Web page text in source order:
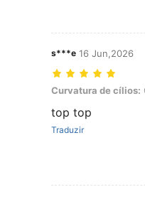
s***e 16 Jun,2026
Curvatura de cílios: C,
Curvatura de cílios:
top top
Traduzir